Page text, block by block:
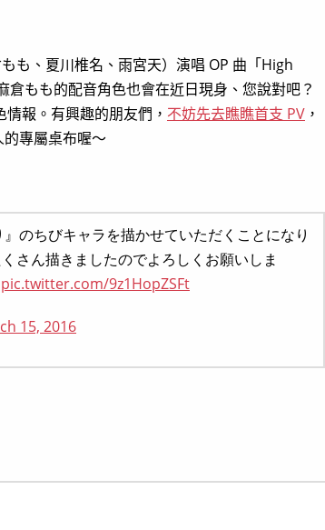
もも、夏川椎名、雨宮天）演唱 OP 曲「High
もも的配音角色也會在近日現身、您說對吧？
報。有興趣的朋友們， 不妨先去瞧瞧首支 PV ，
專屬桌布喔～
のちびキャラを描かせていただくことになり
さん描きましたのでよろしくお願いしま
pic.twitter.com/9z1HopZSFt
15, 2016